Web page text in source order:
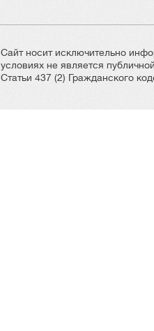
Сайт носит исключительно
условиях не является
Статьи 437 (2) Гражданского